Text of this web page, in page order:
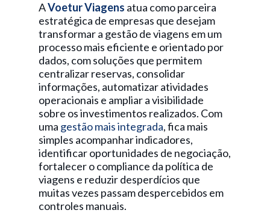
AVoetur Viagens atua como parceira
estratégica de empresas que desejam
transformar a gestão de viagens em um
processo mais eficiente e orientado por
dados, com soluções que permitem
centralizar reservas, consolidar
informações, automatizar atividades
operacionais e ampliar a visibilidade
sobre os investimentos realizados. Com
uma gestão mais integrada, fica mais
simples acompanhar indicadores,
identificar oportunidades de negociação,
fortalecer o compliance da política de
viagens e reduzir desperdícios que
muitas vezes passam despercebidos em
controles manuais.